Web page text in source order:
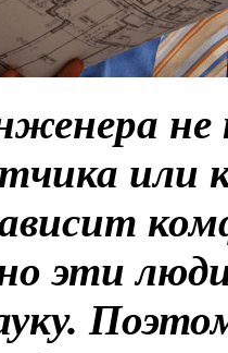
эти люди